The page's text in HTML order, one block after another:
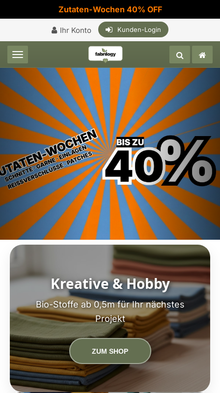
Zutaten-Wochen 40% OFF
Ihr Konto Kunden-Login
Toggle navigation
Kreative & Hobby
Bio-Stoffe ab 0,5m für Ihr nächstes
Projekt
ZUM SHOP